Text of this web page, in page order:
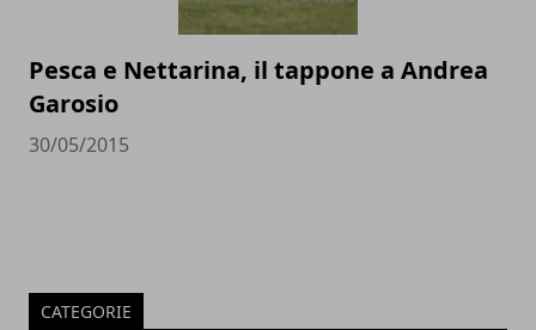
Pesca e Nettarina, il tappone a Andrea
Garosio
30/05/2015
CATEGORIE